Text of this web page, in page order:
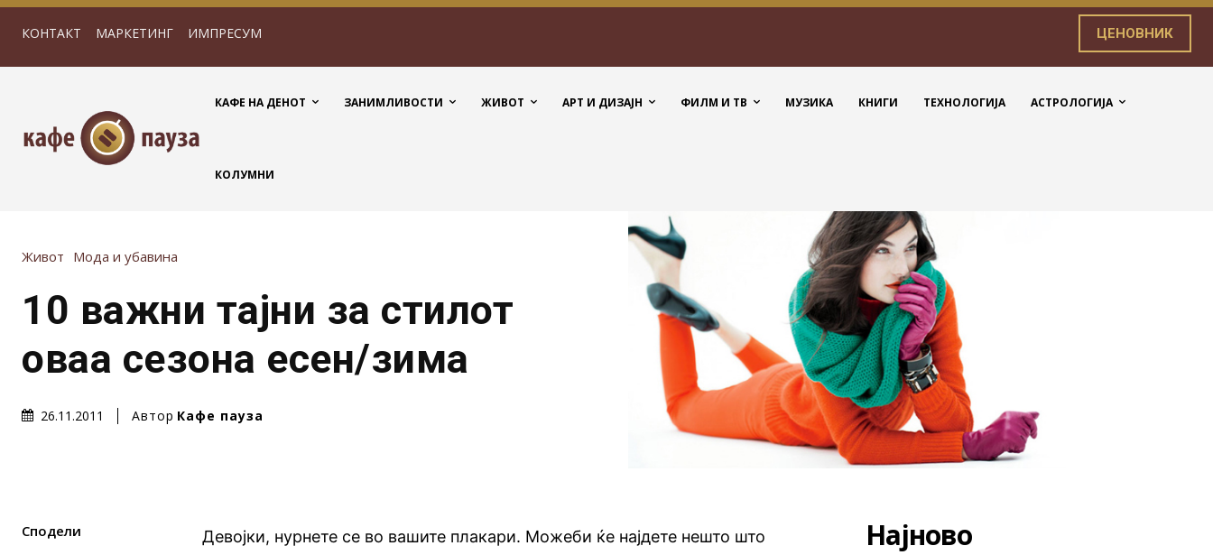
КОНТАКТ МАРКЕТИНГ ИМПРЕСУМ ЦЕНОВНИК
КАФЕ НА ДЕНОТ ЗАНИМЛИВОСТИ ЖИВОТ АРТ И ДИЗАЈН ФИЛМ И ТВ МУЗИКА КНИГИ ТЕХНОЛОГИЈА АСТРОЛОГИЈА
КОЛУМНИ
Живот Мода и убавина
10 важни тајни за стилот
оваа сезона есен/зима
26.11.2011 Автор Кафе пауза
Сподели
Девојки, нурнете се во вашите плакари. Можеби ќе најдете нешто што
Најново